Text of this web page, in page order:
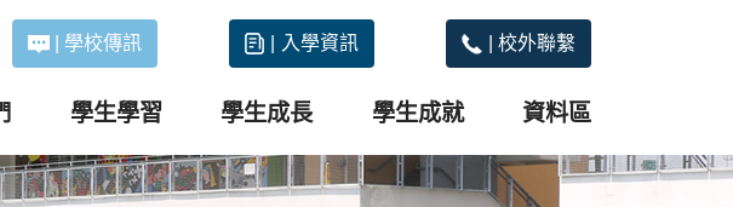
學校傳訊 入學資訊 校外聯繫
學生學習 學生成長 學生成就 資料區